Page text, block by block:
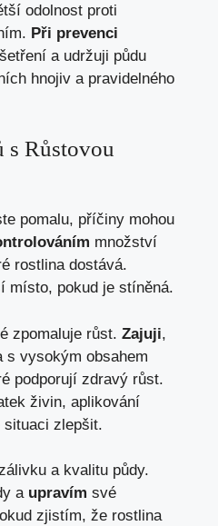
odolnost proti
Při prevenci
a udržuji půdu
hnojiv a pravidelného
s Růstovou
pomalu, příčiny mohou
množství
rostlina dostává.
místo, pokud je stíněná.
zpomaluje růst. Zajuji,
s vysokým obsahem
podporují zdravý růst.
živin, aplikování
situaci zlepšit.
a kvalitu půdy.
a upravím své
zjistím, že rostlina